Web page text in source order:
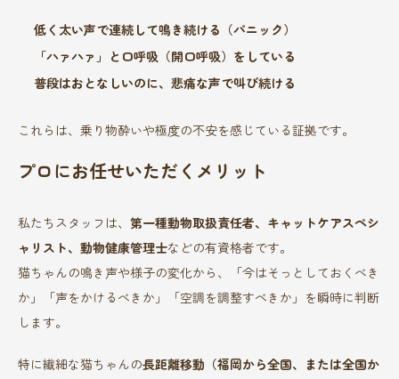
低く太い声で連続して鳴き続ける（パニック）
「ハァハァ」と口呼吸（開口呼吸）をしている
普段はおとなしいのに、悲痛な声で叫び続ける
これらは、乗り物酔いや極度の不安を感じている証拠です。
プロにお任せいただくメリット
私たちスタッフは、 第一種動物取扱責任者、キャットケアスペシ
ャリスト、動物健康管理士などの有資格者です。
猫ちゃんの鳴き声や様子の変化から、「今はそっとしておくべき
か」「声をかけるべきか」「空調を調整すべきか」を瞬時に判断
します。
特に繊細な猫ちゃんの長距離移動（福岡から全国、または全国か